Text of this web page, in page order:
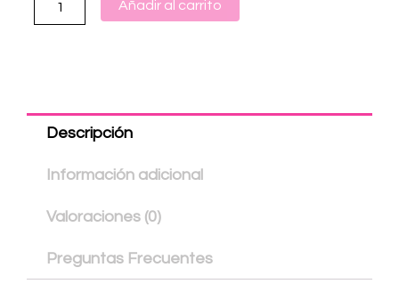
Añadir al carrito
Descripción
Información adicional
Valoraciones (0)
Preguntas Frecuentes